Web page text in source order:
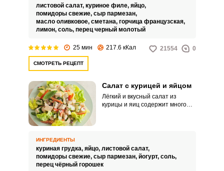
листовой салат, куриное филе, яйцо,
помидоры свежие, сыр пармезан,
масло оливковое, сметана, горчица французская,
лимон, соль, перец черный молотый
25 мин 217.6 кКал 21554 0
СМОТРЕТЬ РЕЦЕПТ
Салат с курицей и яйцом
Лёгкий и вкусный салат из
курицы и яиц содержит много
сочетается с остальными
ингредиентами, а значит,
делает блюдо ещё более
полезным для здоровья.
ИНГРЕДИЕНТЫ
куриная грудка, яйцо, листовой салат,
помидоры свежие, сыр пармезан, йогурт, соль,
перец чёрный горошек